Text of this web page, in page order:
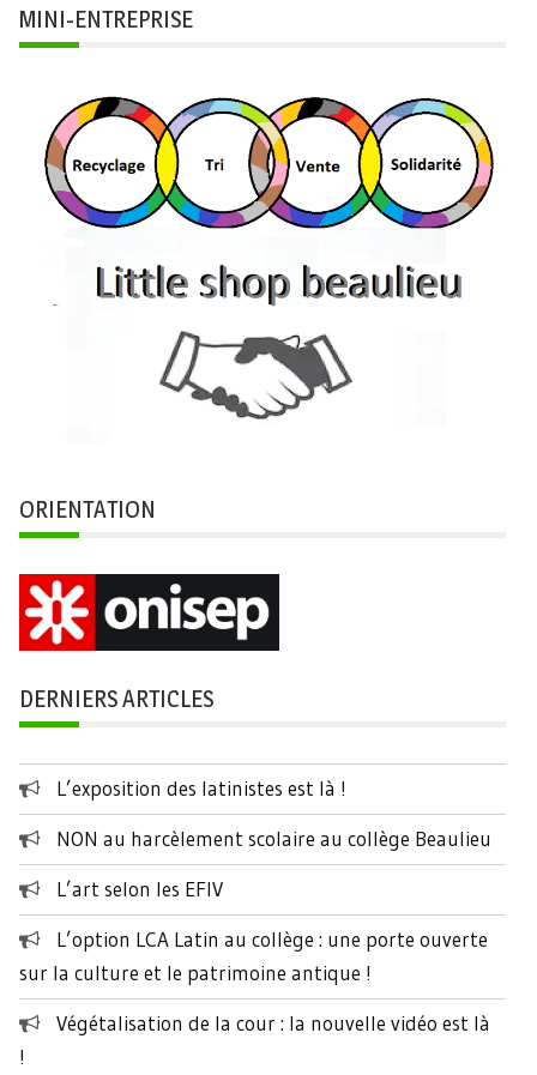
MINI-ENTREPRISE
ORIENTATION
DERNIERS ARTICLES
L’exposition des latinistes est là !
NON au harcèlement scolaire au collège Beaulieu
L’art selon les EFIV
L’option LCA Latin au collège : une porte ouverte
sur la culture et le patrimoine antique !
Végétalisation de la cour : la nouvelle vidéo est là
!